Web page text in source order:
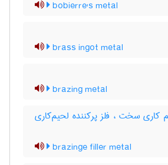
bobierre's metal
brass ingot metal
brazing metal
کاری سخت ، فلز پرکننده لحیم‌کاری
brazinge filler metal